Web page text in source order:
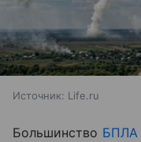
Источник: Life.ru
Большинство БПЛА